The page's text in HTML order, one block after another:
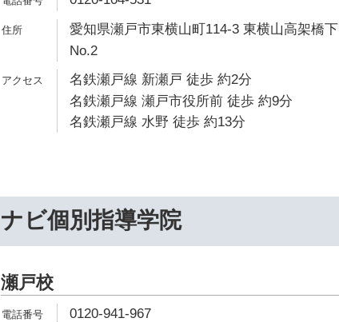
愛知県瀬戸市東横山町114-3 東横山高架橋下
No.2
名鉄瀬戸線 新瀬戸 徒歩 約2分
名鉄瀬戸線 瀬戸市役所前 徒歩 約9分
名鉄瀬戸線 水野 徒歩 約13分
ナビ個別指導学院
瀬戸校
0120-941-967